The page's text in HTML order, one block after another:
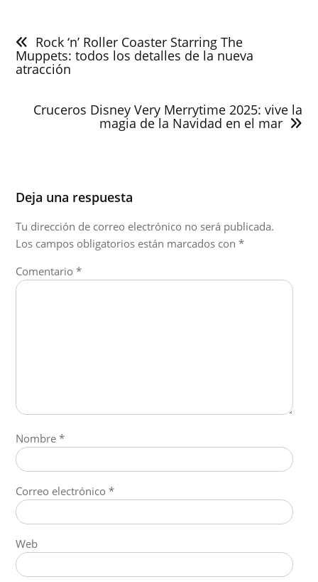
de
entradas
Rock ‘n’ Roller Coaster Starring The
Muppets: todos los detalles de la nueva
atracción
Cruceros Disney Very Merrytime 2025: vive la
magia de la Navidad en el mar
Deja una respuesta
Tu dirección de correo electrónico no será publicada.
Los campos obligatorios están marcados con*
Comentario*
Nombre*
Correo electrónico*
Web